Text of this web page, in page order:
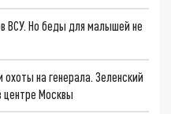
ВСУ. Но беды для малышей не
на генерала. Зеленский
центре Москвы